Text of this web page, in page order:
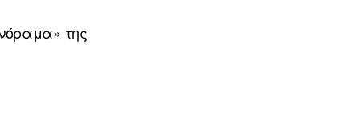
της